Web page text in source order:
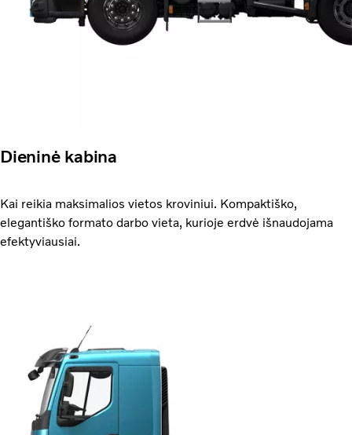
Dieninė kabina
Kai reikia maksimalios vietos kroviniui. Kompaktiško,
elegantiško formato darbo vieta, kurioje erdvė išnaudojama
efektyviausiai.